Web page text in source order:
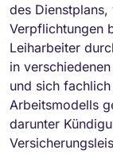
des
Verpflichtungen
Leiharbeiter
in
und sich
Arbeitsmodells
darunter